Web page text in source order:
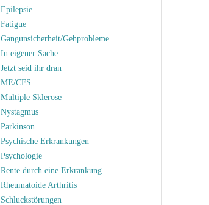
Epilepsie
Fatigue
Gangunsicherheit/Gehprobleme
In eigener Sache
Jetzt seid ihr dran
ME/CFS
Multiple Sklerose
Nystagmus
Parkinson
Psychische Erkrankungen
Psychologie
Rente durch eine Erkrankung
Rheumatoide Arthritis
Schluckstörungen